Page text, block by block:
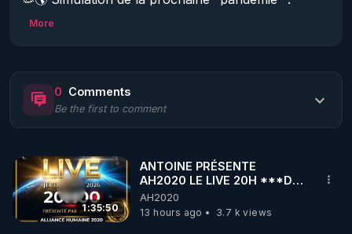
« CATASTROPHIC CONTAGION »
Enterovirus Respiratory Syndrome 2025 » ☠️
Après l'Event 201 simulant une pandémie de
Coronavirus de chauve-souris en 2019, le Johns
avec l'OMS et la Fondation Bill & Melinda Gates, a
dirigé Catastrophic Contagion, un nouvel exercice
de simulation de pandémie lors de la réunion
annuelle des Grands Défis à Bruxelles, en Belgique,
More
0 Comments
Be the first to comment
1:35:50
ANTOINE PRÉSENTE
AH2020 LE LIVE 20H ***DU
06/08/2026***
AH2020
13 hours ago
3.7 k views